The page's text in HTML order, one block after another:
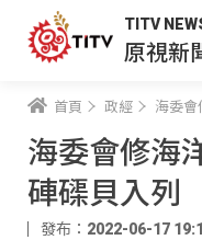
TITV
原視新
首頁 政經 海委會
海委會修海
硨磲貝入列
發布：2022-06-17